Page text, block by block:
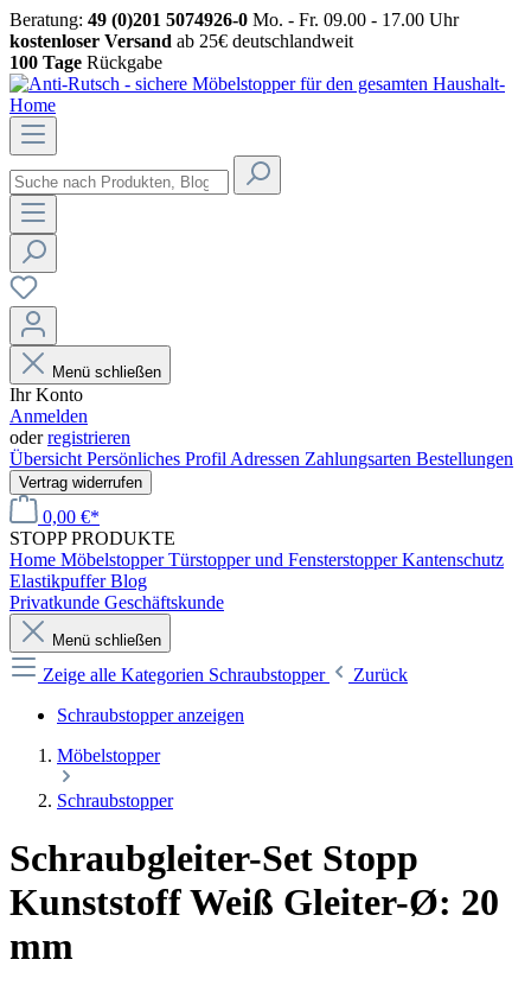
Beratung: 49 (0)201 5074926-0 Mo. - Fr. 09.00 - 17.00 Uhr
kostenloser Versand ab 25€ deutschlandweit
100 Tage Rückgabe
Menü schließen
Ihr Konto
Anmelden
oderregistrieren
Übersicht Persönliches Profil Adressen Zahlungsarten Bestellungen
Vertrag widerrufen
0,00 €*
STOPP PRODUKTE
Home Möbelstopper Türstopper und Fensterstopper Kantenschutz
Elastikpuffer Blog
Privatkunde Geschäftskunde
Menü schließen
Zeige alle Kategorien Schraubstopper
Zurück
Schraubstopper anzeigen
Möbelstopper
Schraubstopper
Schraubgleiter-Set Stopp
Kunststoff Weiß Gleiter-Ø: 20
mm